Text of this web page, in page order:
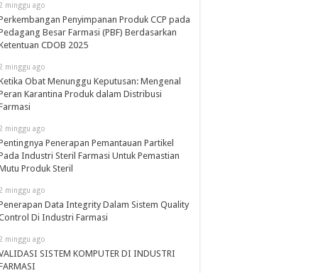
minggu ago
Penyimpanan Produk CCP pada
Besar Farmasi (PBF) Berdasarkan
CDOB 2025
minggu ago
Obat Menunggu Keputusan: Mengenal
Karantina Produk dalam Distribusi
minggu ago
Penerapan Pemantauan Partikel
Industri Steril Farmasi Untuk Pemastian
Produk Steril
minggu ago
Data Integrity Dalam Sistem Quality
Di Industri Farmasi
minggu ago
SISTEM KOMPUTER DI INDUSTRI